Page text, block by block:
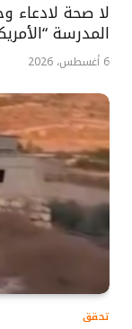
لا صحة لادعاء
المدرسة
6 أغسطس، 2026
تحقق